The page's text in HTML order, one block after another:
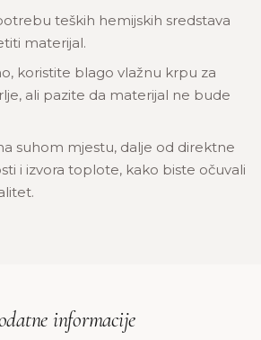
teških hemijskih sredstava
materijal.
koristite blago vlažnu krpu za
ali pazite da materijal ne bude
suhom mjestu, dalje od direktne
i izvora toplote, kako biste očuvali
informacije